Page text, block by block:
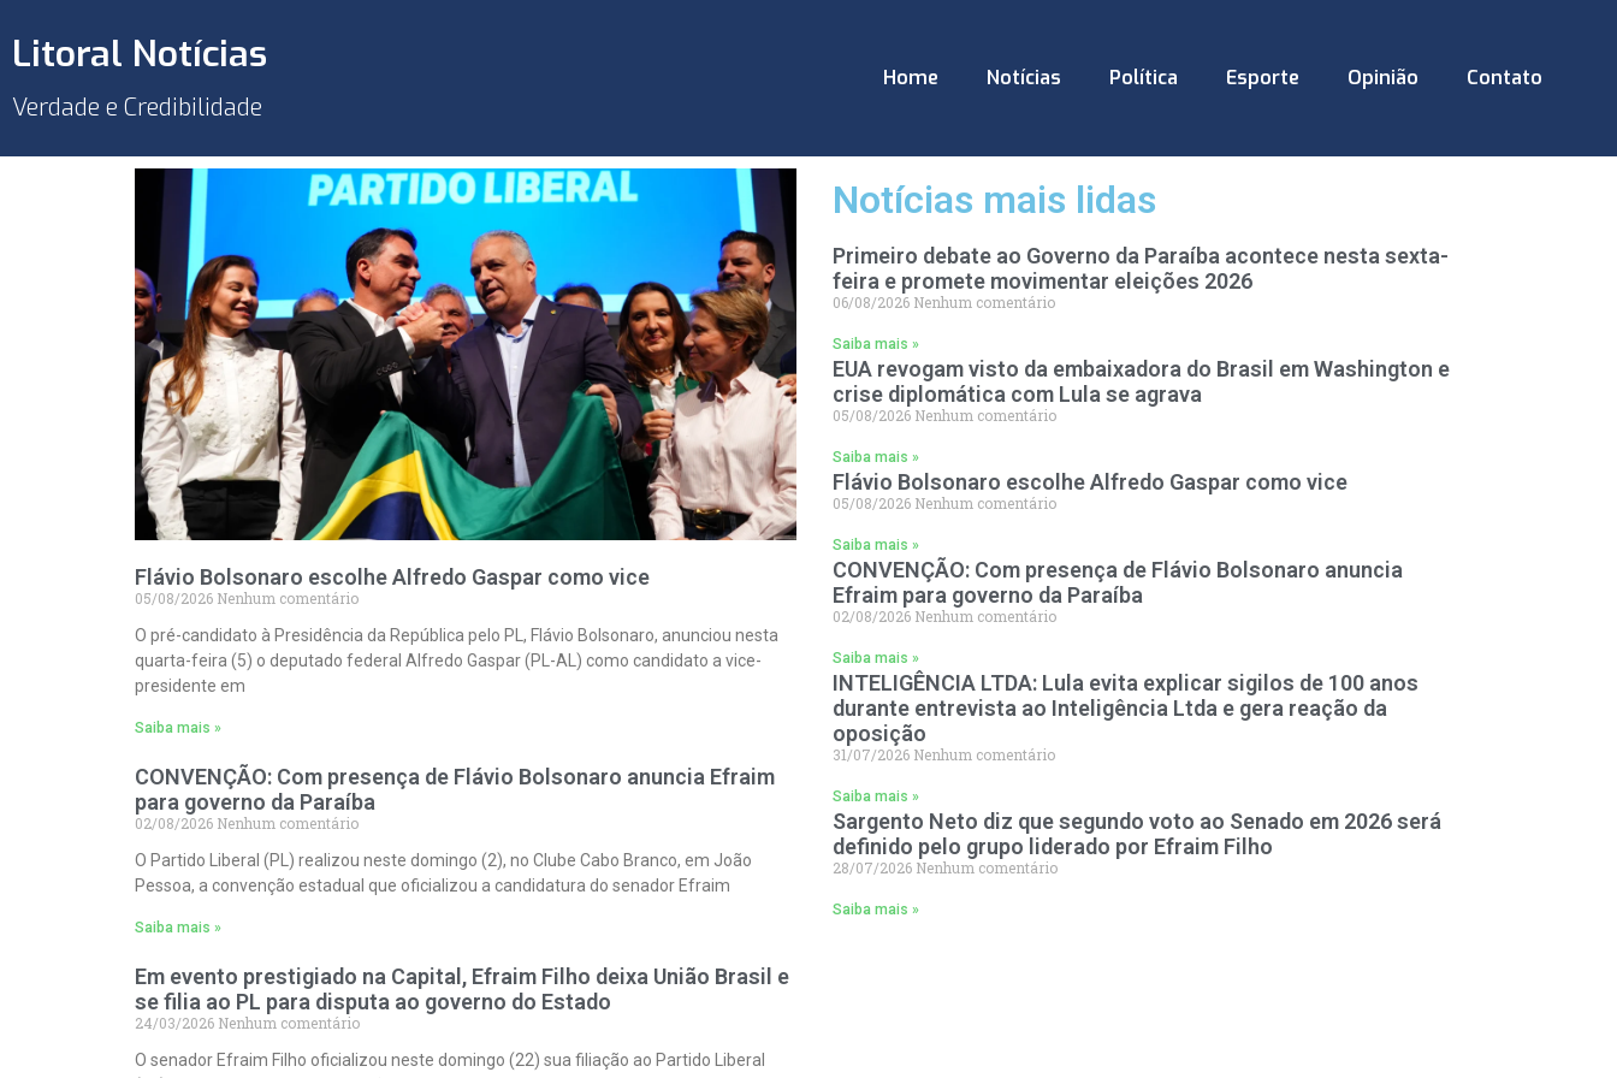
Litoral Notícias
Verdade e Credibilidade
Home Notícias Política Esporte Opinião Contato
Flávio Bolsonaro escolhe Alfredo Gaspar como vice
05/08/2026 Nenhum comentário
O pré-candidato à Presidência da República pelo PL, Flávio Bolsonaro, anunciou nesta
quarta-feira (5) o deputado federal Alfredo Gaspar (PL-AL) como candidato a vice-
presidente em
Saiba mais »
CONVENÇÃO: Com presença de Flávio Bolsonaro anuncia Efraim
para governo da Paraíba
02/08/2026 Nenhum comentário
O Partido Liberal (PL) realizou neste domingo (2), no Clube Cabo Branco, em João
Pessoa, a convenção estadual que oficializou a candidatura do senador Efraim
Saiba mais »
Em evento prestigiado na Capital, Efraim Filho deixa União Brasil e
se filia ao PL para disputa ao governo do Estado
24/03/2026 Nenhum comentário
O senador Efraim Filho oficializou neste domingo (22) sua filiação ao Partido Liberal
Notícias mais lidas
Primeiro debate ao Governo da Paraíba acontece nesta sexta-
feira e promete movimentar eleições 2026
06/08/2026 Nenhum comentário
Saiba mais »
EUA revogam visto da embaixadora do Brasil em Washington e
crise diplomática com Lula se agrava
05/08/2026 Nenhum comentário
Saiba mais »
Flávio Bolsonaro escolhe Alfredo Gaspar como vice
05/08/2026 Nenhum comentário
Saiba mais »
CONVENÇÃO: Com presença de Flávio Bolsonaro anuncia
Efraim para governo da Paraíba
02/08/2026 Nenhum comentário
Saiba mais »
INTELIGÊNCIA LTDA: Lula evita explicar sigilos de 100 anos
durante entrevista ao Inteligência Ltda e gera reação da
oposição
31/07/2026 Nenhum comentário
Saiba mais »
Sargento Neto diz que segundo voto ao Senado em 2026 será
definido pelo grupo liderado por Efraim Filho
28/07/2026 Nenhum comentário
Saiba mais »